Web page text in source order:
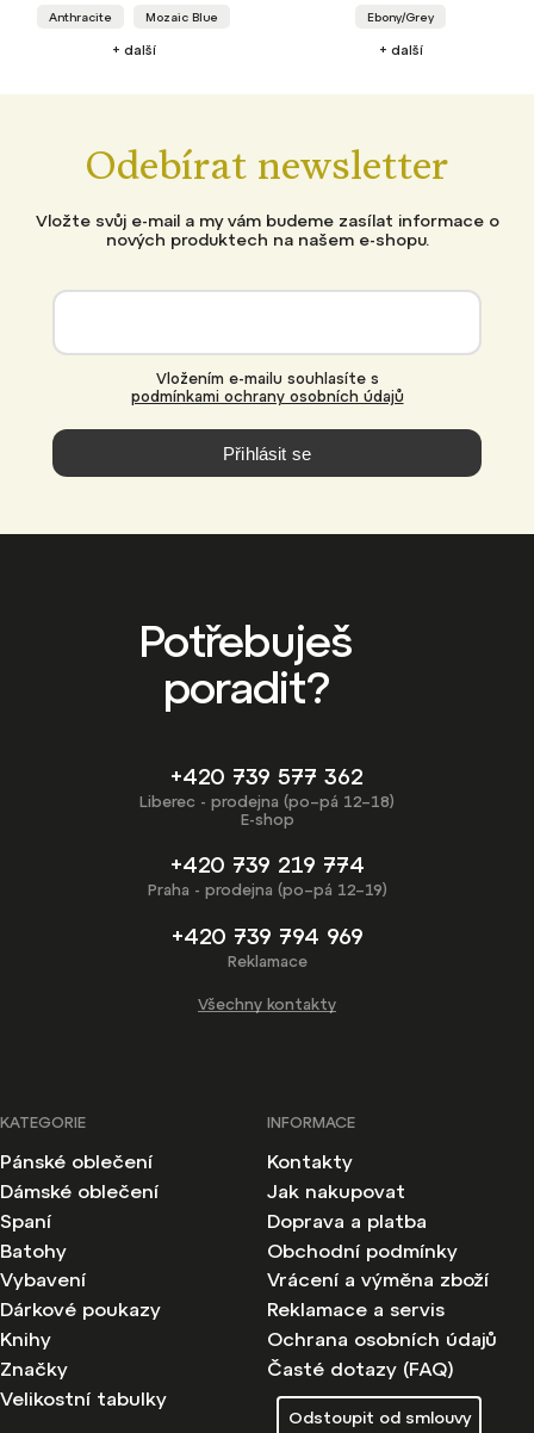
Anthracite Mozaic Blue
+ další
Ebony/Grey
+ další
Odebírat newsletter
Vložte svůj e-mail a my vám budeme zasílat informace o
nových produktech na našem e-shopu.
podmínkami ochrany osobních údajů
Přihlásit se
Potřebuješ
poradit?
+420 739 577 362
Liberec - prodejna (po–pá 12–18)
E-shop
+420 739 219 774
Praha - prodejna (po–pá 12–19)
+420 739 794 969
Reklamace
Všechny kontakty
KATEGORIE
Pánské oblečení
Dámské oblečení
Spaní
Batohy
Vybavení
Dárkové poukazy
Knihy
Značky
Velikostní tabulky
INFORMACE
Kontakty
Jak nakupovat
Doprava a platba
Obchodní podmínky
Vrácení a výměna zboží
Reklamace a servis
Ochrana osobních údajů
Časté dotazy (FAQ)
Odstoupit od smlouvy